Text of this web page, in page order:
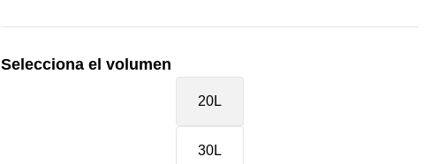
Selecciona el volumen
20L
30L